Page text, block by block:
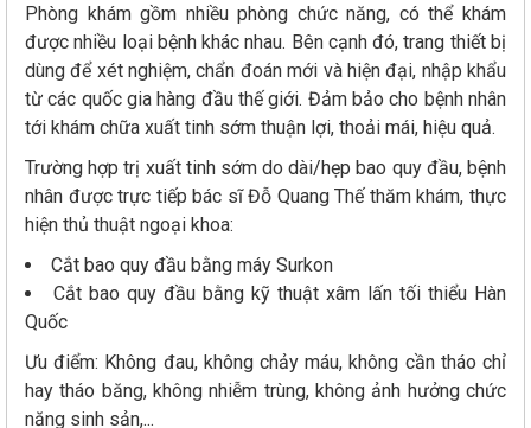
Phòng khám gồm nhiều phòng chức năng, có thể khám
được nhiều loại bệnh khác nhau. Bên cạnh đó, trang thiết bị
dùng để xét nghiệm, chẩn đoán mới và hiện đại, nhập khẩu
từ các quốc gia hàng đầu thế giới. Đảm bảo cho bệnh nhân
tới khám chữa xuất tinh sớm thuận lợi, thoải mái, hiệu quả.
Trường hợp trị xuất tinh sớm do dài/hẹp bao quy đầu, bệnh
nhân được trực tiếp bác sĩ Đỗ Quang Thế thăm khám, thực
hiện thủ thuật ngoại khoa:
Cắt bao quy đầu bằng máy Surkon
Cắt bao quy đầu bằng kỹ thuật xâm lấn tối thiểu Hàn
Quốc
Ưu điểm: Không đau, không chảy máu, không cần tháo chỉ
hay tháo băng, không nhiễm trùng, không ảnh hưởng chức
năng sinh sản,...